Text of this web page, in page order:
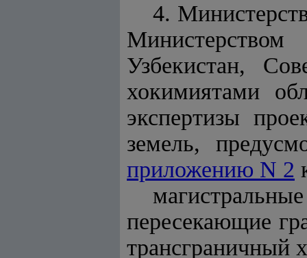
4.
Узбекистан,
хокимиятами
экспертизы
земель,
приложению N 2
пересекающие
трансграничный